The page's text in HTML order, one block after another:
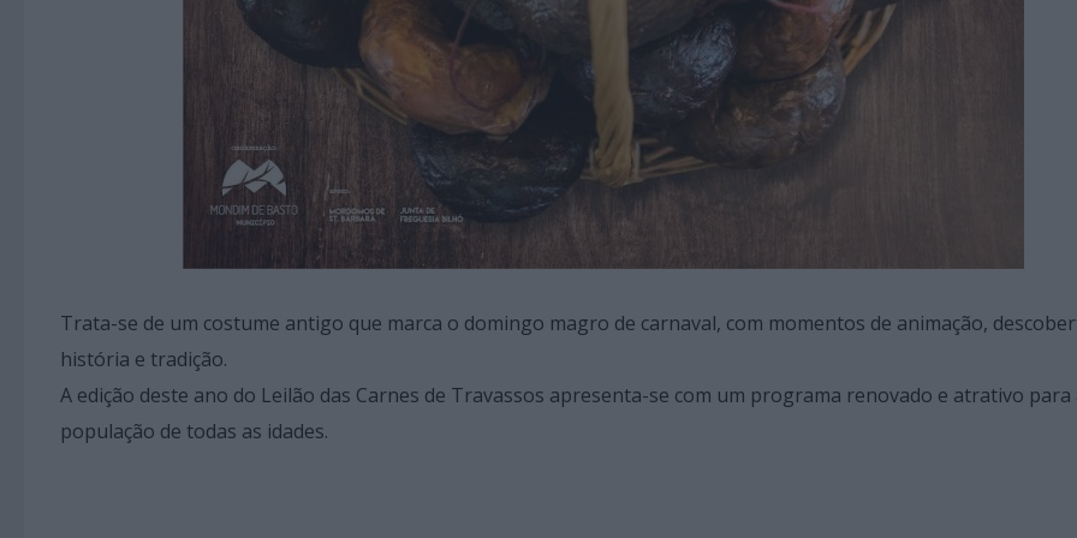
Trata-se de um costume antigo que marca o domingo magro de carnaval, com momentos de animação,
história e tradição.
A edição deste ano do Leilão das Carnes de Travassos apresenta-se com um programa renovado e atrativo para
população de todas as idades.